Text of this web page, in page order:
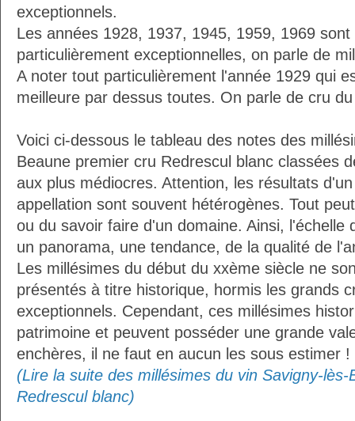
exceptionnels.
Les années 1928, 1937, 1945, 1959, 1969
particulièrement exceptionnelles, on parle de
A noter tout particulièrement l'année 1929 qui
meilleure par dessus toutes. On parle de cru
Voici ci-dessous le tableau des notes des
Beaune premier cru Redrescul blanc classées
aux plus médiocres. Attention, les résultats
appellation sont souvent hétérogènes. Tout
ou du savoir faire d'un domaine. Ainsi, l'échelle
un panorama, une tendance, de la qualité de
Les millésimes du début du xxème siècle ne
présentés à titre historique, hormis les grands
exceptionnels. Cependant, ces millésimes
patrimoine et peuvent posséder une grande
enchères, il ne faut en aucun les sous estimer !
(Lire la suite des millésimes du vin Savigny-
Redrescul blanc)